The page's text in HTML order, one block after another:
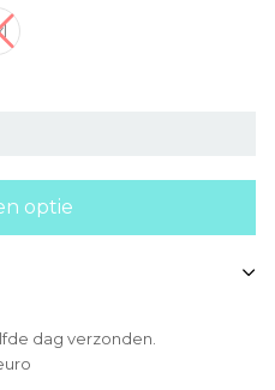
optie
dag verzonden.